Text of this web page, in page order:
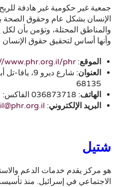
جمعية غير حكومية غير هادفة
الإنسان بشكل عام وحقوق
والمناطق المحتلة، وتؤمن بأن
وأنها أساس لتحقيق حقوق الإنسان
الموقع:
العنوان
: شارع ديرو 9،
68135
الهاتف: 036873718 الفاكس: 03-6873029
البريد الإلكتروني:
شتيل
هو مركز يقدم خدمات الدعم